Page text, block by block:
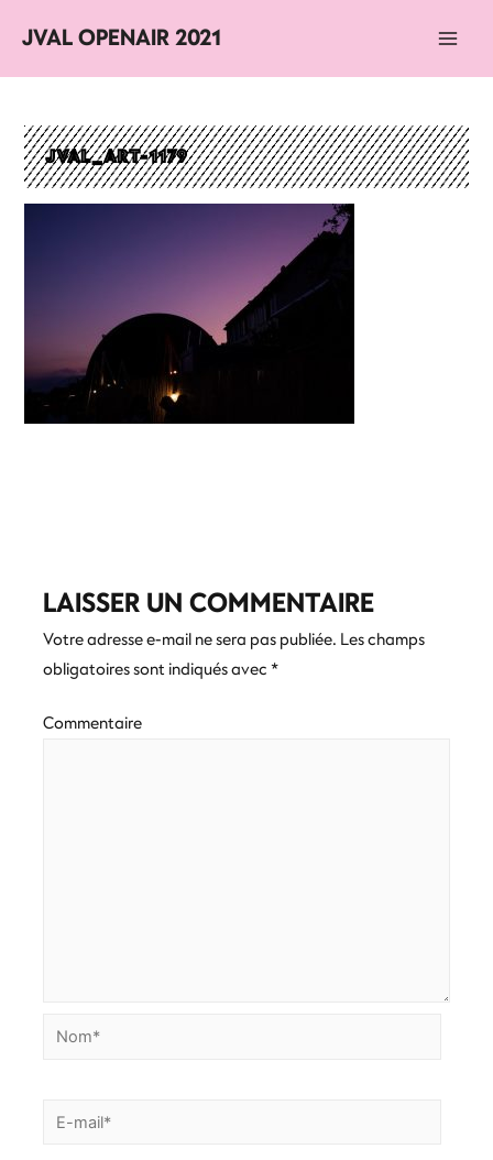
JVAL OPENAIR 2021
JVAL_ART-1179
LAISSER UN COMMENTAIRE
Votre adresse e-mail ne sera pas publiée. Les champs
obligatoires sont indiqués avec*
Commentaire
Nom*
E-